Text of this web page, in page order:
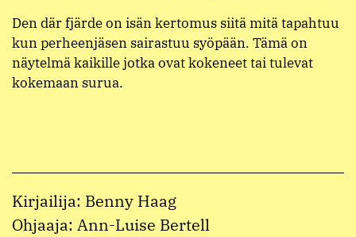
Den där fjärde on isän kertomus siitä mitä tapahtuu
kun perheenjäsen sairastuu syöpään. Tämä on
näytelmä kaikille jotka ovat kokeneet tai tulevat
kokemaan surua.
Kirjailija: Benny Haag
Ohjaaja: Ann-Luise Bertell